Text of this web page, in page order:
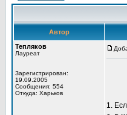
Автор
Тепляков
Лауреат
Зарегистрирован:
19.09.2005
Сообщения: 554
Откуда: Харьков
1.